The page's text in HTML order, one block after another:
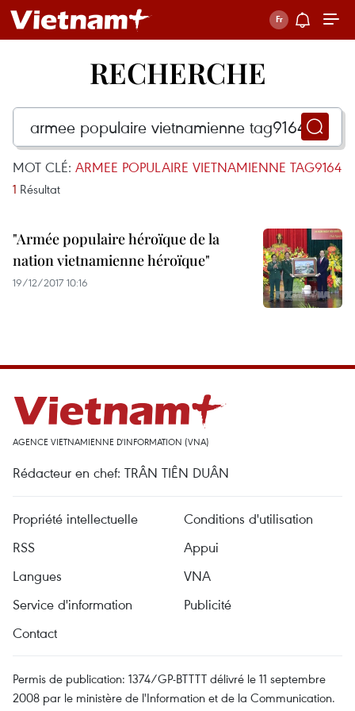
RECHERCHE
MOT CLÉ: ARMEE POPULAIRE VIETNAMIENNE TAG9164
1 Résultat
"Armée populaire héroïque de la
nation vietnamienne héroïque"
19/12/2017 10:16
AGENCE VIETNAMIENNE D'INFORMATION (VNA)
Rédacteur en chef: TRÂN TIÊN DUÂN
Propriété intellectuelle
Conditions d'utilisation
RSS
Appui
Langues
VNA
Service d'information
Publicité
Contact
Permis de publication: 1374/GP-BTTTT délivré le 11 septembre
2008 par le ministère de l'Information et de la Communication.